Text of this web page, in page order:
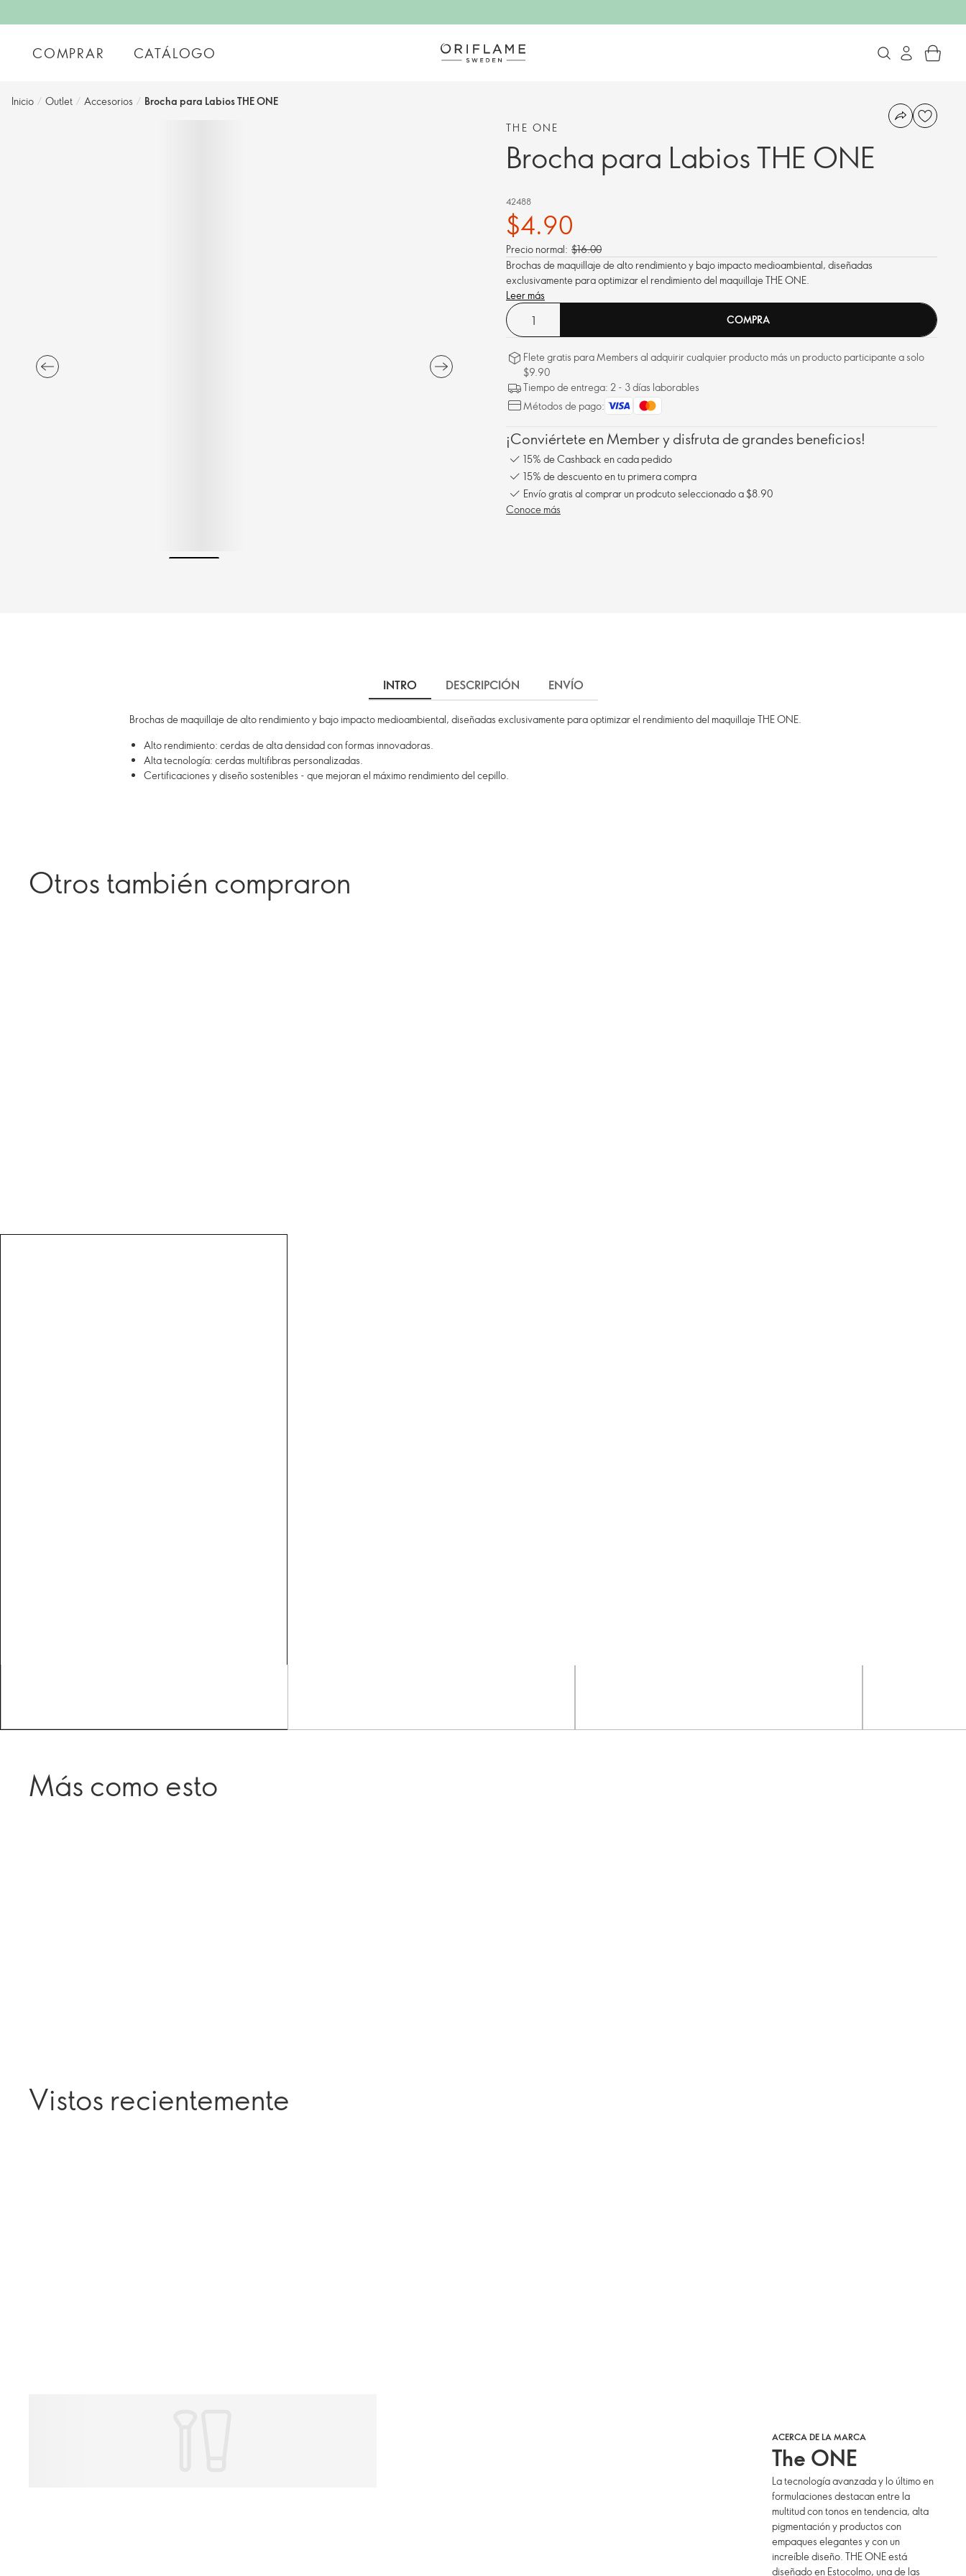
COMPRAR CATÁLOGO
Inicio / Outlet / Accesorios / Brocha para Labios THE ONE
THE ONE
Brocha para Labios THE ONE
42488
$4.90
Precio normal: $16.00
Brochas de maquillaje de alto rendimiento y bajo impacto medioambiental, diseñadas
exclusivamente para optimizar el rendimiento del maquillaje THE ONE.
Leer más
COMPRA
Flete gratis para Members al adquirir cualquier producto más un producto participante a solo
$9.90
Tiempo de entrega: 2 - 3 días laborables
Métodos de pago:
¡Conviértete en Member y disfruta de grandes beneficios!
15% de Cashback en cada pedido
15% de descuento en tu primera compra
Envío gratis al comprar un prodcuto seleccionado a $8.90
Conoce más
INTRO DESCRIPCIÓN ENVÍO
Brochas de maquillaje de alto rendimiento y bajo impacto medioambiental, diseñadas exclusivamente para optimizar el rendimiento del maquillaje THE ONE.
Alto rendimiento: cerdas de alta densidad con formas innovadoras.
Alta tecnología: cerdas multifibras personalizadas.
Certificaciones y diseño sostenibles - que mejoran el máximo rendimiento del cepillo.
Otros también compraron
Más como esto
Vistos recientemente
ACERCA DE LA MARCA
The ONE
La tecnología avanzada y lo último en
formulaciones destacan entre la
multitud con tonos en tendencia, alta
pigmentación y productos con
empaques elegantes y con un
increíble diseño. THE ONE está
diseñado en Estocolmo, una de las